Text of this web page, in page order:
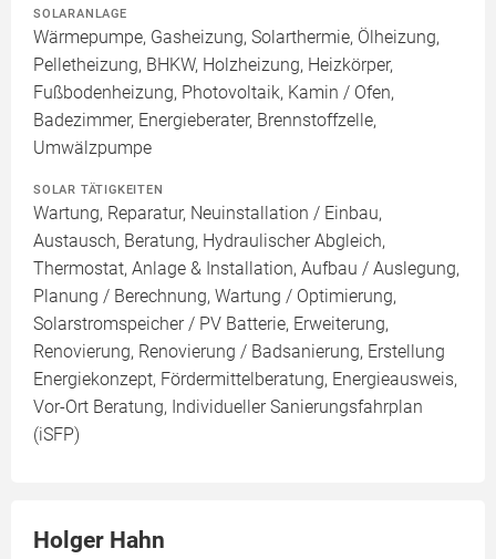
SOLARANLAGE
Wärmepumpe, Gasheizung, Solarthermie, Ölheizung,
Pelletheizung, BHKW, Holzheizung, Heizkörper,
Fußbodenheizung, Photovoltaik, Kamin / Ofen,
Badezimmer, Energieberater, Brennstoffzelle,
Umwälzpumpe
SOLAR TÄTIGKEITEN
Wartung, Reparatur, Neuinstallation / Einbau,
Austausch, Beratung, Hydraulischer Abgleich,
Thermostat, Anlage & Installation, Aufbau / Auslegung,
Planung / Berechnung, Wartung / Optimierung,
Solarstromspeicher / PV Batterie, Erweiterung,
Renovierung, Renovierung / Badsanierung, Erstellung
Energiekonzept, Fördermittelberatung, Energieausweis,
Vor-Ort Beratung, Individueller Sanierungsfahrplan
(iSFP)
Holger Hahn